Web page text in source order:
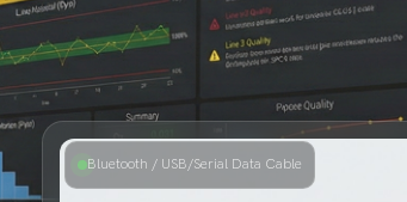
Bluetooth / USB/Serial Data Cable